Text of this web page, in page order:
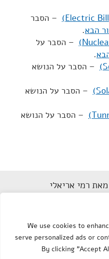
We use cookies to
serve personalized ads or
By clicking "Accept
– הסבר
הבא.
– הסבר על
.
– הסבר על הנושא
– הסבר על הנושא
– הסבר על הנושא
רמי אריאלי